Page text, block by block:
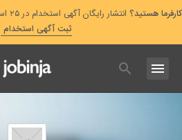
کارفرما هستید؟ انتشار رایگان آگهی استخدام در ۲۵ استان و ۲۶ دسته‌بندی شغلی
ثبت آگهی استخدام